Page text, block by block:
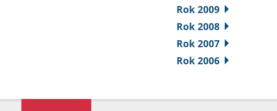
Rok 2009
Rok 2008
Rok 2007
Rok 2006